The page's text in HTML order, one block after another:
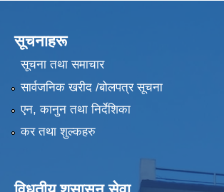
सूचनाहरू
सूचना तथा समाचार
सार्वजनिक खरीद /बोलपत्र सूचना
एन, कानुन तथा निर्देशिका
कर तथा शुल्कहरु